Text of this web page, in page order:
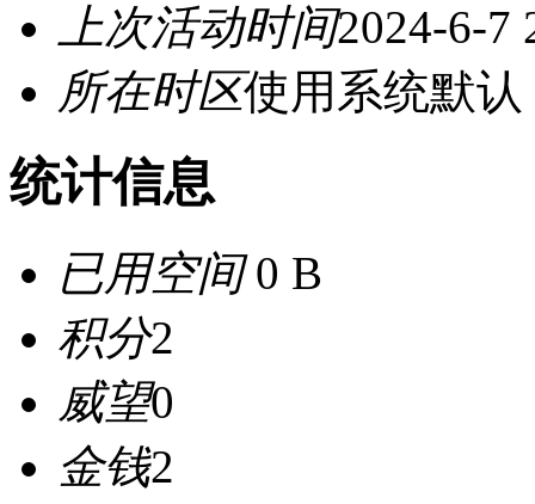
上次活动时间2024-6-7
所在时区使用系统默认
统计信息
已用空间0 B
积分2
威望0
金钱2